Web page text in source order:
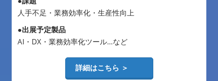
人手不足・業務効率化・生産性向上
●出展予定製品
AI・DX・業務効率化ツール…など
詳細はこちら ＞